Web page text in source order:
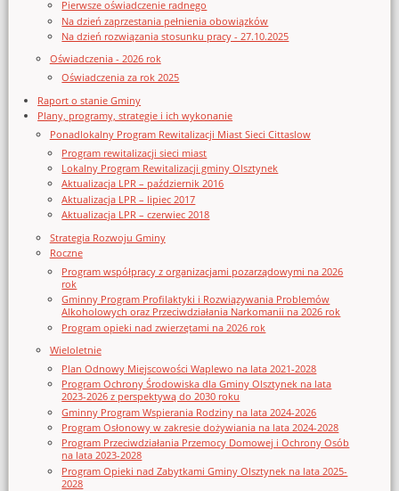
Pierwsze oświadczenie radnego
Na dzień zaprzestania pełnienia obowiązków
Na dzień rozwiązania stosunku pracy - 27.10.2025
Oświadczenia - 2026 rok
Oświadczenia za rok 2025
Raport o stanie Gminy
Plany, programy, strategie i ich wykonanie
Ponadlokalny Program Rewitalizacji Miast Sieci Cittaslow
Program rewitalizacji sieci miast
Lokalny Program Rewitalizacji gminy Olsztynek
Aktualizacja LPR – październik 2016
Aktualizacja LPR – lipiec 2017
Aktualizacja LPR – czerwiec 2018
Strategia Rozwoju Gminy
Roczne
Program współpracy z organizacjami pozarządowymi na 2026
rok
Gminny Program Profilaktyki i Rozwiązywania Problemów
Alkoholowych oraz Przeciwdziałania Narkomanii na 2026 rok
Program opieki nad zwierzętami na 2026 rok
Wieloletnie
Plan Odnowy Miejscowości Waplewo na lata 2021-2028
Program Ochrony Środowiska dla Gminy Olsztynek na lata
2023-2026 z perspektywą do 2030 roku
Gminny Program Wspierania Rodziny na lata 2024-2026
Program Osłonowy w zakresie dożywiania na lata 2024-2028
Program Przeciwdziałania Przemocy Domowej i Ochrony Osób
na lata 2023-2028
Program Opieki nad Zabytkami Gminy Olsztynek na lata 2025-
2028